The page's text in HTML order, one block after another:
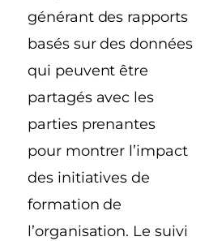
générant des rapports
basés sur des données
qui peuvent être
partagés avec les
parties prenantes
pour montrer l’impact
des initiatives de
formation de
l’organisation. Le suivi